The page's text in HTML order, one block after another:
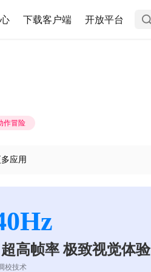
下载客户端 开放平台
作冒险
应用
高帧率 极致视觉体验
校技术